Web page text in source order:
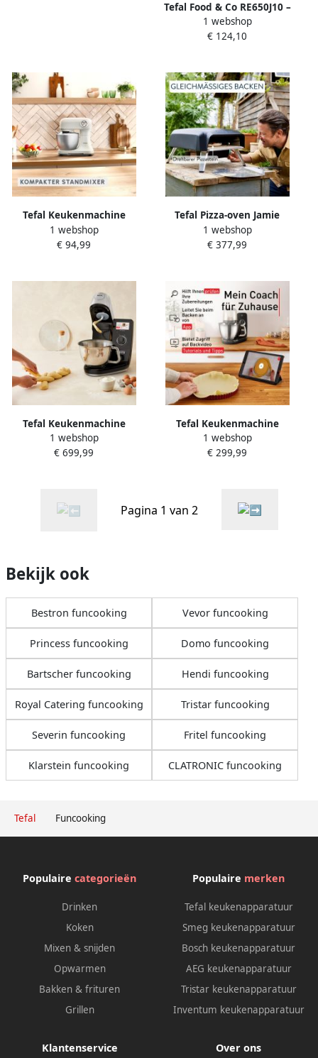
Tefal Funcooking
Tefal Food & Co RE650J10 –
Multifunctioneel
kooktoestel – Gezellig
schoon te maken – XL
pannetjes – Raclette grill
toestel
1 webshop
€ 124,10
Tefal Keukenmachine
QB140A Bake Easy 12
snelheden + pulse planetair
1 webshop
€ 94,99
Tefal Pizza-oven Jamie
Oliver by Pizza Pronto
compacte gaspizzaoven
1 webshop
€ 377,99
Tefal Keukenmachine
QB960D I-Coach Touch Pro
25 automatische
1 webshop
€ 699,99
Tefal Keukenmachine
QB9008 Coach 8
automatische programma's
1 webshop
€ 299,99
Pagina 1 van 2
Bekijk ook
Bestron funcooking Vevor funcooking
Princess funcooking Domo funcooking
Bartscher funcooking Hendi funcooking
Royal Catering funcooking Tristar funcooking
Severin funcooking Fritel funcooking
Klarstein funcooking CLATRONIC funcooking
Populaire categorieën
Drinken
Koken
Mixen & snijden
Opwarmen
Bakken & frituren
Grillen
Populaire merken
Tefal keukenapparatuur
Smeg keukenapparatuur
Bosch keukenapparatuur
AEG keukenapparatuur
Tristar keukenapparatuur
Inventum keukenapparatuur
Klantenservice Over ons